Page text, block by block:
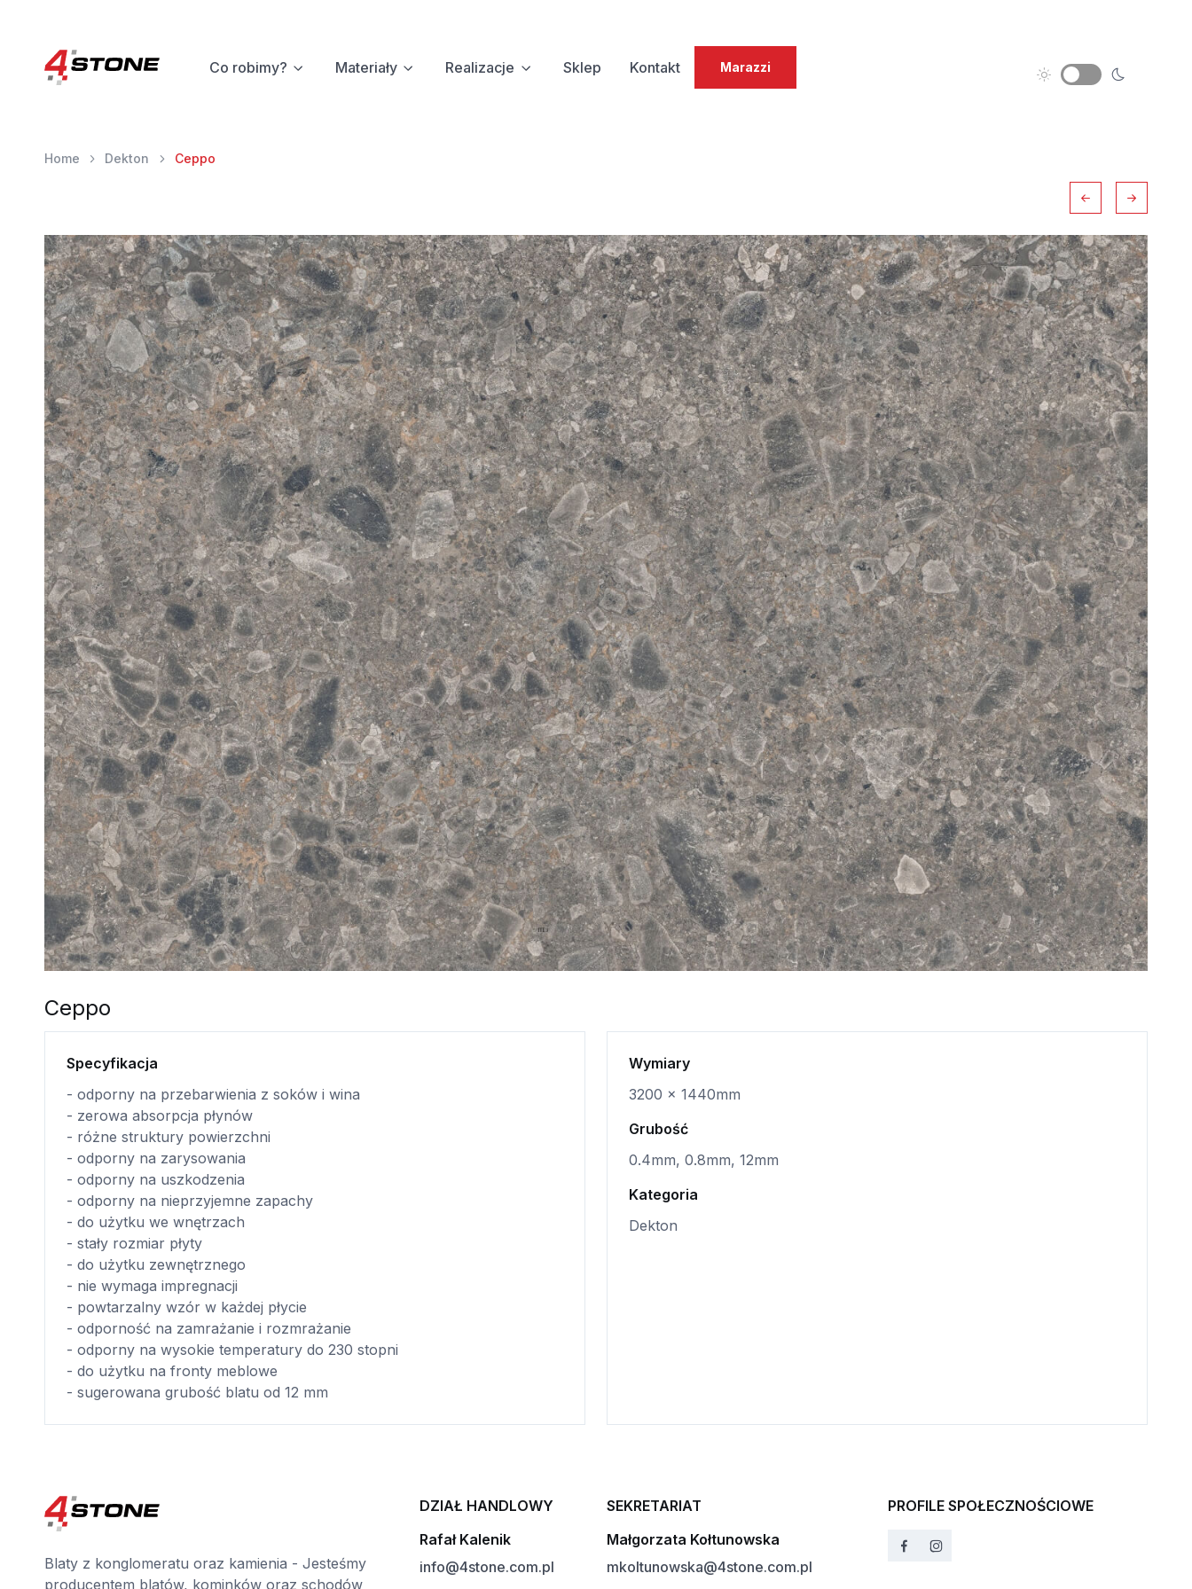
Co robimy? Materiały Realizacje Sklep Kontakt Marazzi
Home Dekton Ceppo
Ceppo
Specyfikacja
- odporny na przebarwienia z soków i wina
- zerowa absorpcja płynów
- różne struktury powierzchni
- odporny na zarysowania
- odporny na uszkodzenia
- odporny na nieprzyjemne zapachy
- do użytku we wnętrzach
- stały rozmiar płyty
- do użytku zewnętrznego
- nie wymaga impregnacji
- powtarzalny wzór w każdej płycie
- odporność na zamrażanie i rozmrażanie
- odporny na wysokie temperatury do 230 stopni
- do użytku na fronty meblowe
- sugerowana grubość blatu od 12 mm
Wymiary
3200 x 1440mm
Grubość
0.4mm, 0.8mm, 12mm
Kategoria
Dekton
Blaty z konglomeratu oraz kamienia - Jesteśmy
producentem blatów, kominków oraz schodów
DZIAŁ HANDLOWY
Rafał Kalenik
info@4stone.com.pl
SEKRETARIAT
Małgorzata Kołtunowska
mkoltunowska@4stone.com.pl
PROFILE SPOŁECZNOŚCIOWE